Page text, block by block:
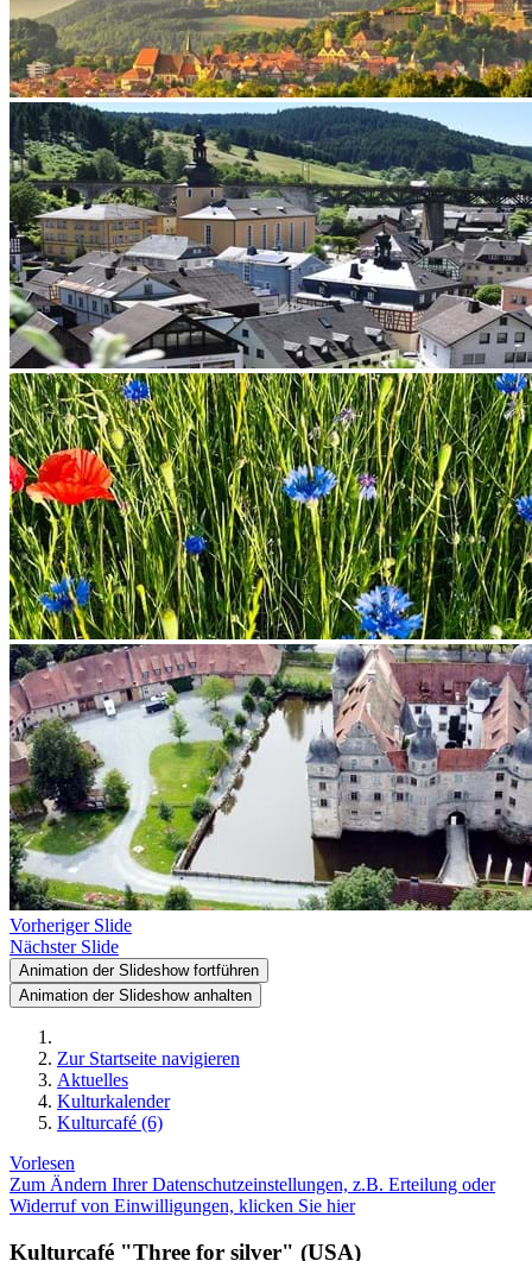
Vorheriger Slide
Nächster Slide
Animation der Slideshow fortführen
Animation der Slideshow anhalten
Zur Startseite navigieren
Aktuelles
Kulturkalender
Kulturcafé (6)
Vorlesen
Zum Ändern Ihrer Datenschutzeinstellungen, z.B. Erteilung oder
Widerruf von Einwilligungen, klicken Sie hier
Kulturcafé "Three for silver" (USA)